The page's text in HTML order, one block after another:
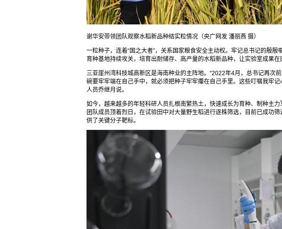
谢华安带领团队观察水稻新品种结实粒情况（央广网发 潘丽燕 摄）
一粒种子，连着“国之大者”，关系国家粮食安全主动权。牢记总书记的殷
育种基地持续攻关，培育出耐储存、高产量的水稻新品种，让实验室成果在
三亚崖州湾科技城高新区是海南种业的主阵地。“2022年4月，总书记再次
碗要牢牢端在自己手中，就必须把种子牢牢攥在自己手里。这些叮嘱我牢
人员乔继月说。
如今，越来越多的年轻科研人员扎根南繁热土，快速成长为育种、制种主
团队成员顶着烈日，在试验田中对大量野生稻进行逐株筛选，目前已成功
供了关键分子靶标。